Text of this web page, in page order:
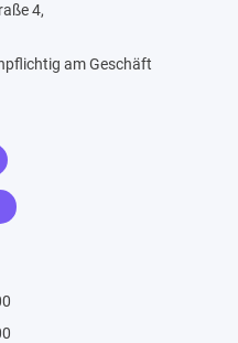
4,
am Geschäft